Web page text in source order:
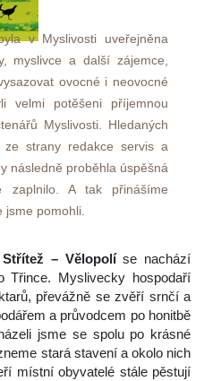
v Myslivosti uveřejněna
myslivce a další zájemce,
ovocné i neovocné
potěšeni příjemnou
Myslivosti. Hledaných
strany redakce servis a
následně proběhla úspěšná
zaplnilo. A tak přinášíme
pomohli.
– Vělopolí se nachází
Třince. Myslivecky hospodaří
převážně se zvěří srnčí a
a průvodcem po honitbě
jsme se spolu po krásné
stará stavení a okolo nich
místní obyvatelé stále pěstují